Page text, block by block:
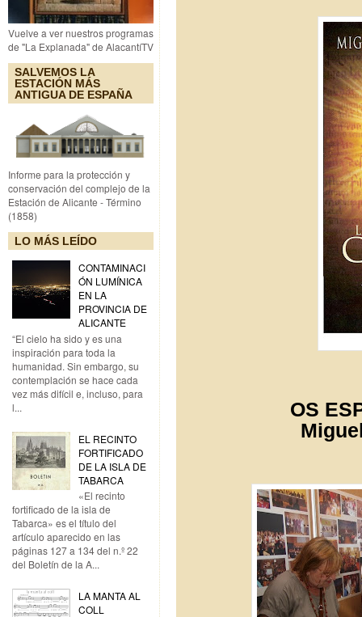
Vuelve a ver nuestros programas
de "La Explanada" de AlacantíTV
SALVEMOS LA
ESTACIÓN MÁS
ANTIGUA DE ESPAÑA
Informe para la protección y
conservación del complejo de la
Estación de Alicante - Término
(1858)
LO MÁS LEÍDO
CONTAMINACI
ÓN LUMÍNICA
EN LA
PROVINCIA DE
ALICANTE
“El cielo ha sido y es una
inspiración para toda la
humanidad. Sin embargo, su
contemplación se hace cada
vez más difícil e, incluso, para
l...
EL RECINTO
FORTIFICADO
DE LA ISLA DE
TABARCA
«El recinto
fortificado de la isla de
Tabarca» es el título del
artículo aparecido en las
páginas 127 a 134 del n.º 22
del Boletín de la A...
LA MANTA AL
COLL
OS